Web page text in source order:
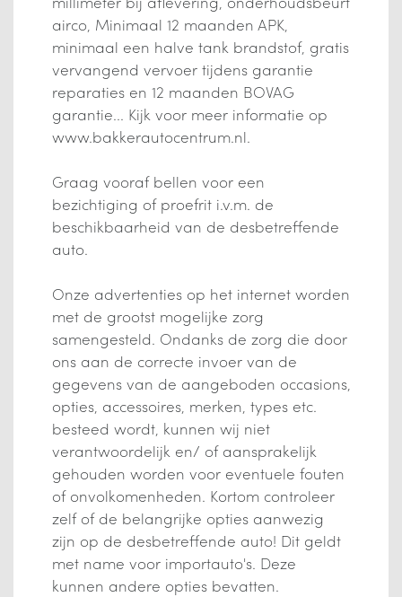
airco, Minimaal 12 maanden APK,
minimaal een halve tank brandstof, gratis
vervangend vervoer tijdens garantie
reparaties en 12 maanden BOVAG
garantie... Kijk voor meer informatie op
www.bakkerautocentrum.nl.
Graag vooraf bellen voor een
bezichtiging of proefrit i.v.m. de
beschikbaarheid van de desbetreffende
auto.
Onze advertenties op het internet worden
met de grootst mogelijke zorg
samengesteld. Ondanks de zorg die door
ons aan de correcte invoer van de
gegevens van de aangeboden occasions,
opties, accessoires, merken, types etc.
besteed wordt, kunnen wij niet
verantwoordelijk en/ of aansprakelijk
gehouden worden voor eventuele fouten
of onvolkomenheden. Kortom controleer
zelf of de belangrijke opties aanwezig
zijn op de desbetreffende auto! Dit geldt
met name voor importauto's. Deze
kunnen andere opties bevatten.